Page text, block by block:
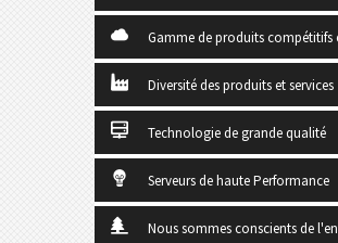
Gamme de produits compétitifs
Diversité des produits et services
Technologie de grande qualité
Serveurs de haute Performance
Nous sommes conscients de